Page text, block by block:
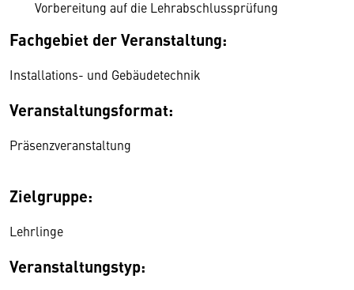
Vorbereitung auf die Lehrabschlussprüfung
Fachgebiet der Veranstaltung:
Installations- und Gebäudetechnik
Veranstaltungsformat:
Präsenzveranstaltung
Zielgruppe:
Lehrlinge
Veranstaltungstyp: